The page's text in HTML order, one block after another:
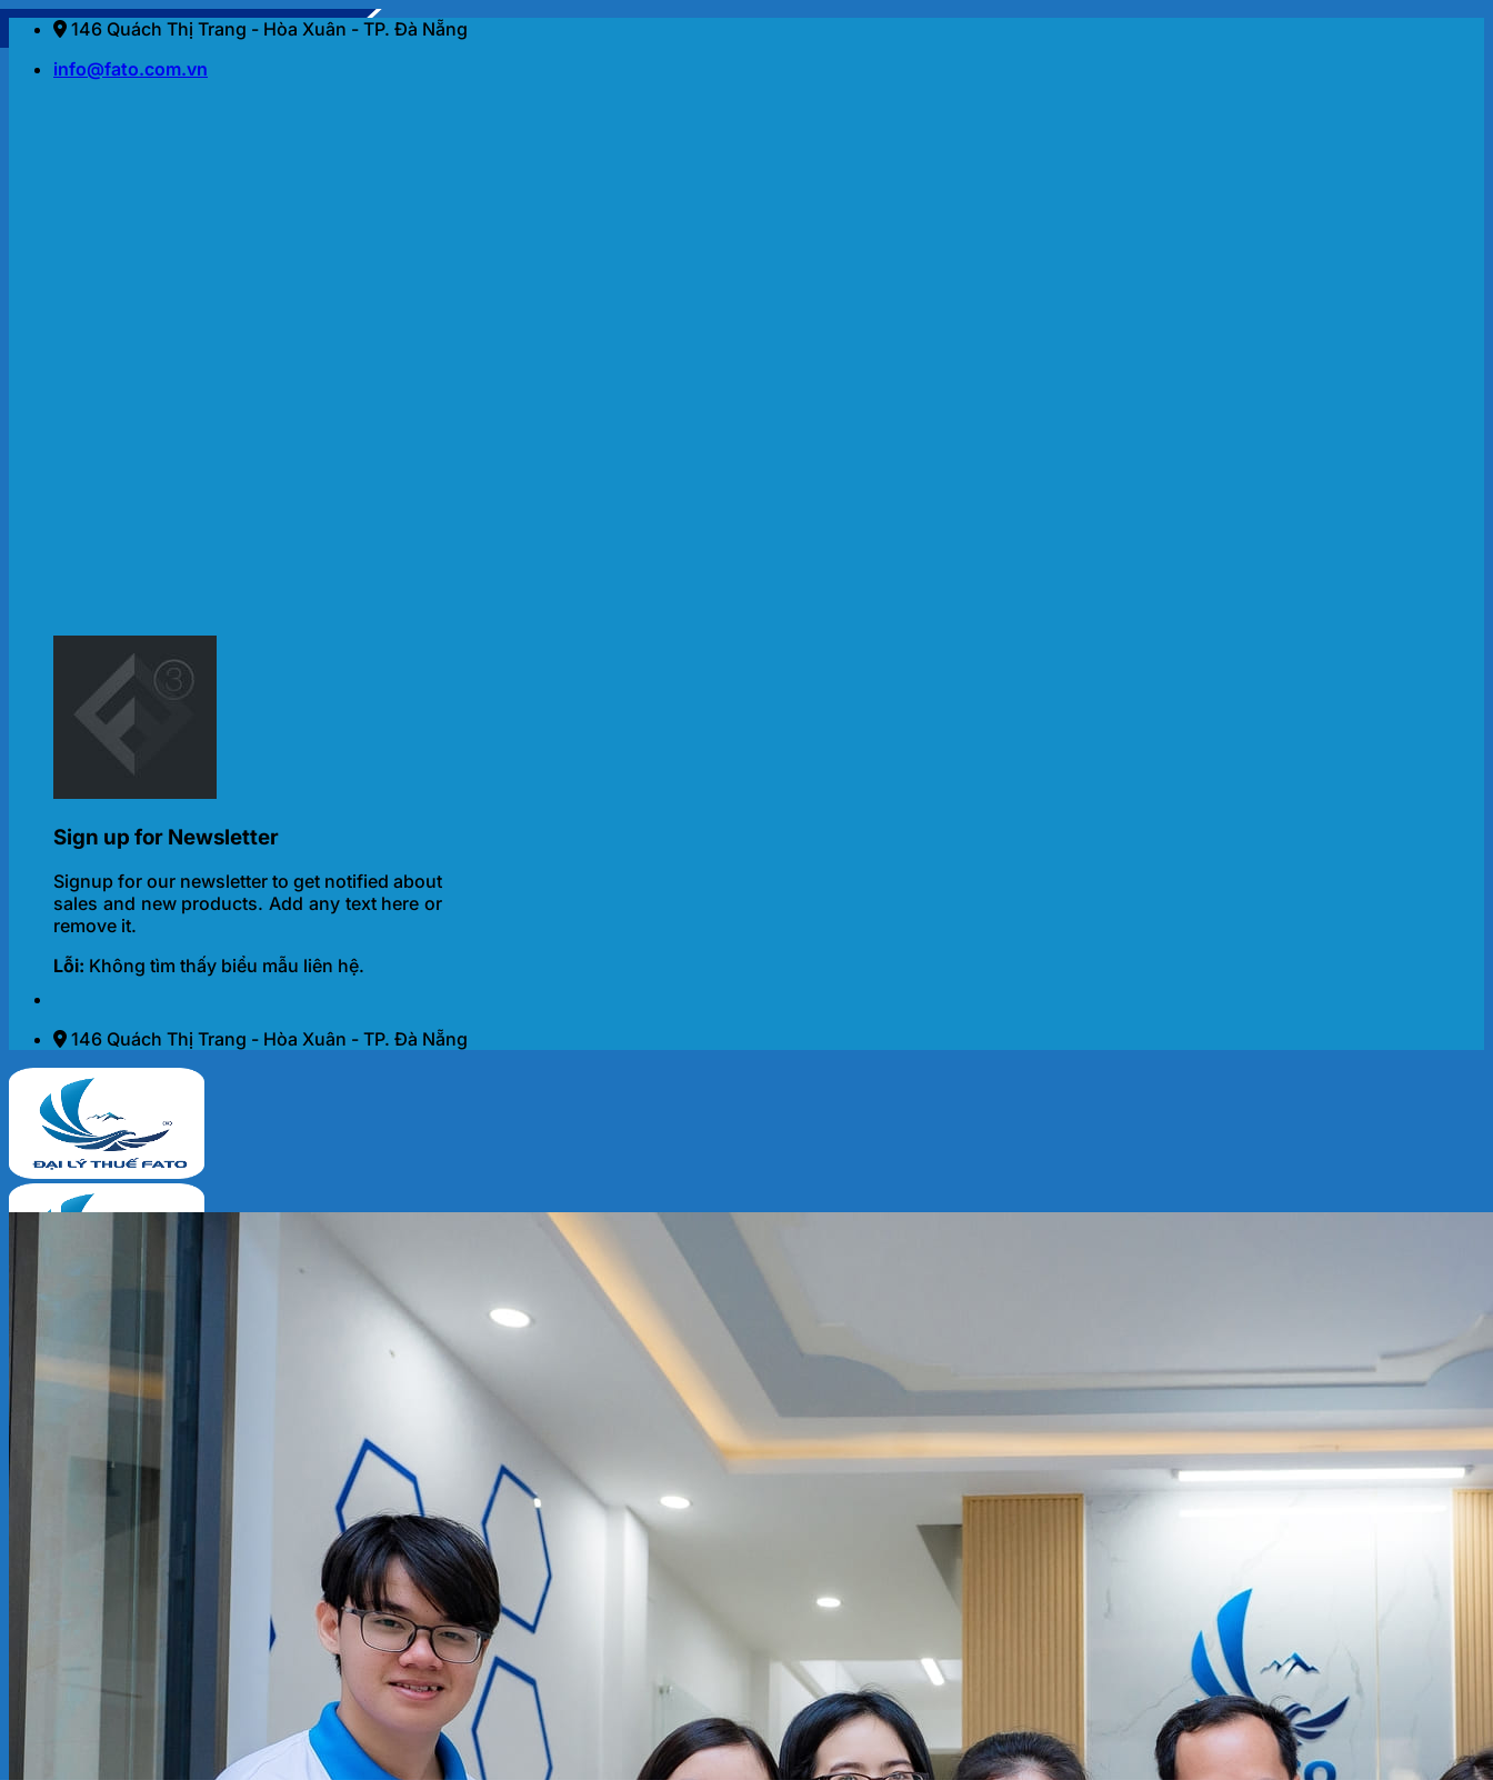
qua
146 Quách Thị Trang - Hòa Xuân - TP. Đà Nẵng
info@fato.com.vn
Sign up for Newsletter
Signup for our newsletter to get notified about
sales and new products. Add any text here or
remove it.
Lỗi: Không tìm thấy biểu mẫu liên hệ.
146 Quách Thị Trang - Hòa Xuân - TP. Đà Nẵng
Trang chủ
Dịch vụ
THÀNH LẬP DOANH NGHIỆP 2026
ĐẠI LÝ THUẾ
KẾ TOÁN – TÀI CHÍNH
PHÁP LÝ DOANH NGHIỆP
ĐIỀU KHOẢN SỬ DỤNG